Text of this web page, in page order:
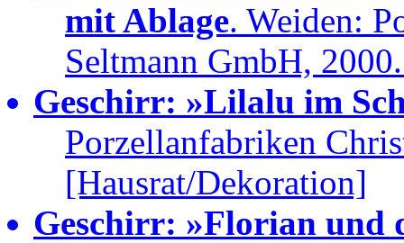
mit Ablage. Weiden:
Seltmann GmbH,
Geschirr: »Lilalu im
Porzellanfabriken
[Hausrat/Dekoration]
Geschirr: »Florian und